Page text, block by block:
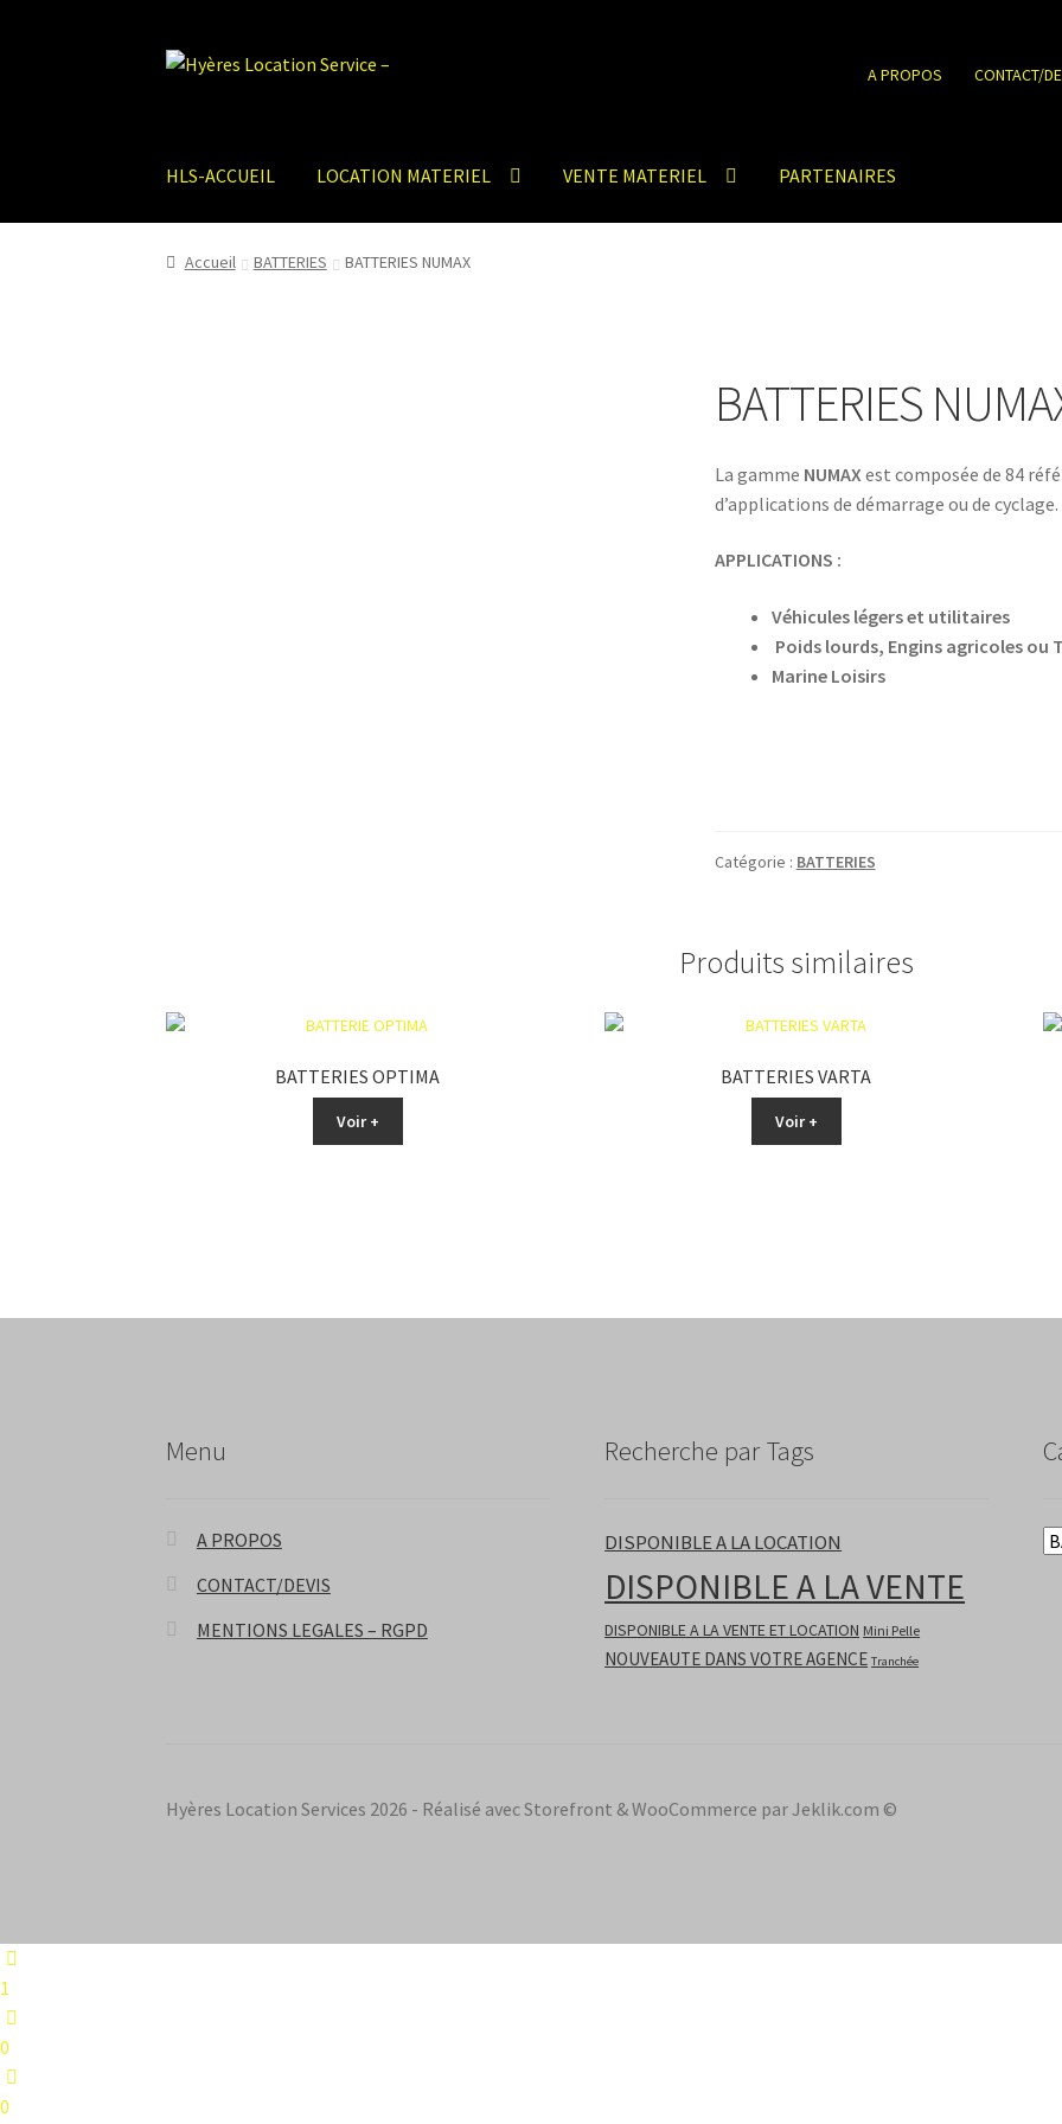
Aller
Aller
A PROPOS CONTACT/
HLS-ACCUEIL LOCATION MATERIEL VENTE MATERIEL PARTENAIRES
Accueil BATTERIES BATTERIES NUMAX
BATTERIES
La gamme NUMAX est composée de 84
d’applications de démarrage ou de cyclage.
APPLICATIONS :
Véhicules légers et utilitaires
Poids lourds, Engins agricoles ou
Marine Loisirs
Catégorie : BATTERIES
Produits similaires
BATTERIES OPTIMA
Voir +
BATTERIES VARTA
Voir +
Menu
A PROPOS
CONTACT/DEVIS
MENTIONS LEGALES – RGPD
Recherche par Tags
DISPONIBLE A LA LOCATION
DISPONIBLE A LA VENTE
DISPONIBLE A LA VENTE ET LOCATION Mini Pelle
NOUVEAUTE DANS VOTRE AGENCE Tranchée
Hyères Location Services 2026 - Réalisé avec Storefront & WooCommerce par Jeklik.com ©
1
0
0